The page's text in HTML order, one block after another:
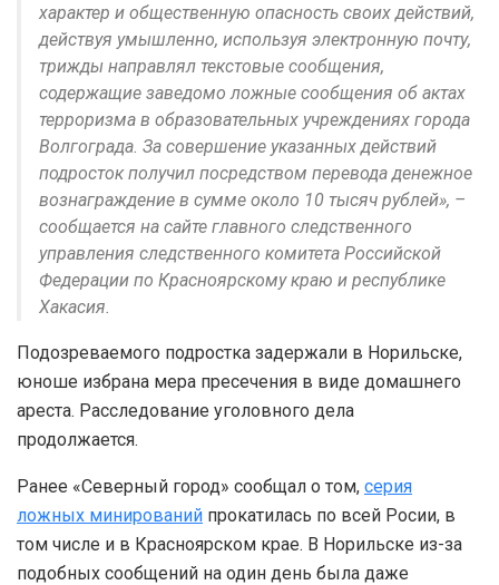
характер и общественную опасность своих действий,
действуя умышленно, используя электронную почту,
трижды направлял текстовые сообщения,
содержащие заведомо ложные сообщения об актах
терроризма в образовательных учреждениях города
Волгограда. За совершение указанных действий
подросток получил посредством перевода денежное
вознаграждение в сумме около 10 тысяч рублей», –
сообщается на сайте главного следственного
управления следственного комитета Российской
Федерации по Красноярскому краю и республике
Хакасия.
Подозреваемого подростка задержали в Норильске,
юноше избрана мера пресечения в виде домашнего
ареста. Расследование уголовного дела
продолжается.
Ранее «Северный город» сообщал о том, серия
ложных минирований прокатилась по всей Росии, в
том числе и в Красноярском крае. В Норильске из-за
подобных сообщений на один день была даже